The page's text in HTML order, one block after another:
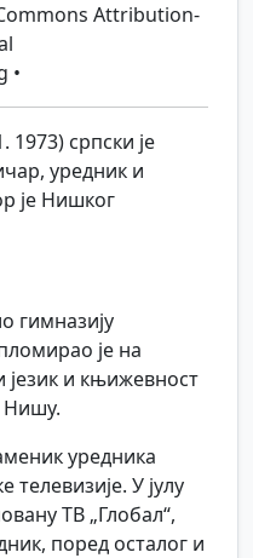
Attribution-
•
1973) српски је
уредник и
је Нишког
гимназију
је на
језик и књижевност
Нишу.
уредника
У јулу
ТВ „Глобал“,
поред осталог и